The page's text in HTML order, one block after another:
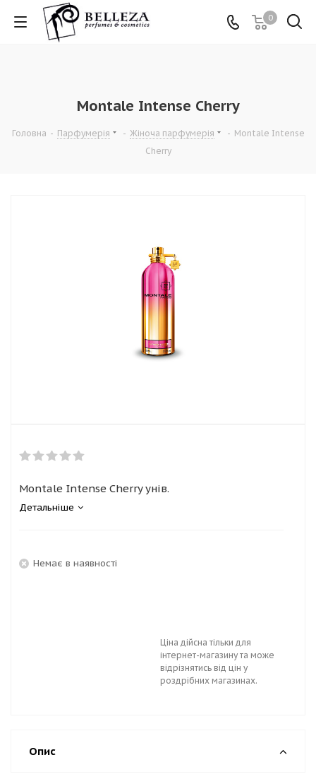
0
Montale Intense Cherry
Головна - Парфумерія - Жіноча парфумерія - Montale Intense
Cherry
Montale Intense Cherry унів.
Детальніше
Немає в наявності
Ціна дійсна тільки для
інтернет-магазину та може
відрізнятись від цін у
роздрібних магазинах.
Опис